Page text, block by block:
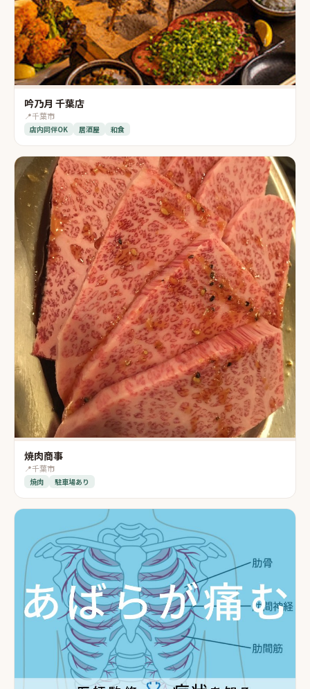
吟乃月 千葉店
📍千葉市
店内同伴OK 居酒屋 和食
焼肉商事
📍千葉市
焼肉 駐車場あり